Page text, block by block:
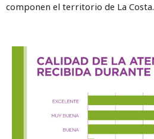
componen el territorio de La Costa.